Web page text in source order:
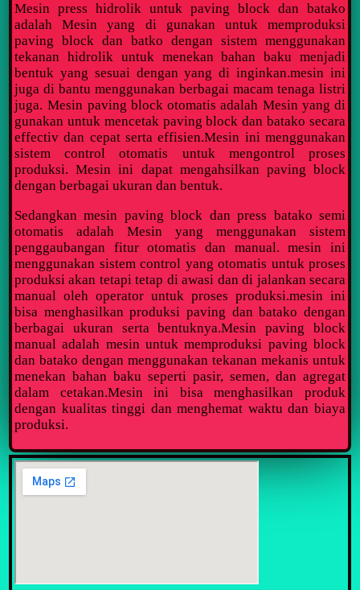
Mesin press hidrolik untuk paving block dan batako
adalah Mesin yang di gunakan untuk memproduksi
paving block dan batko dengan sistem menggunakan
tekanan hidrolik untuk menekan bahan baku menjadi
bentuk yang sesuai dengan yang di inginkan.mesin ini
juga di bantu menggunakan berbagai macam tenaga listri
juga. Mesin paving block otomatis adalah Mesin yang di
gunakan untuk mencetak paving block dan batako secara
effectiv dan cepat serta effisien.Mesin ini menggunakan
sistem control otomatis untuk mengontrol proses
produksi. Mesin ini dapat mengahsilkan paving block
dengan berbagai ukuran dan bentuk.
Sedangkan mesin paving block dan press batako semi
otomatis adalah Mesin yang menggunakan sistem
penggaubangan fitur otomatis dan manual. mesin ini
menggunakan sistem control yang otomatis untuk proses
produksi akan tetapi tetap di awasi dan di jalankan secara
manual oleh operator untuk proses produksi.mesin ini
bisa menghasilkan produksi paving dan batako dengan
berbagai ukuran serta bentuknya.Mesin paving block
manual adalah mesin untuk memproduksi paving block
dan batako dengan menggunakan tekanan mekanis untuk
menekan bahan baku seperti pasir, semen, dan agregat
dalam cetakan.Mesin ini bisa menghasilkan produk
dengan kualitas tinggi dan menghemat waktu dan biaya
produksi.